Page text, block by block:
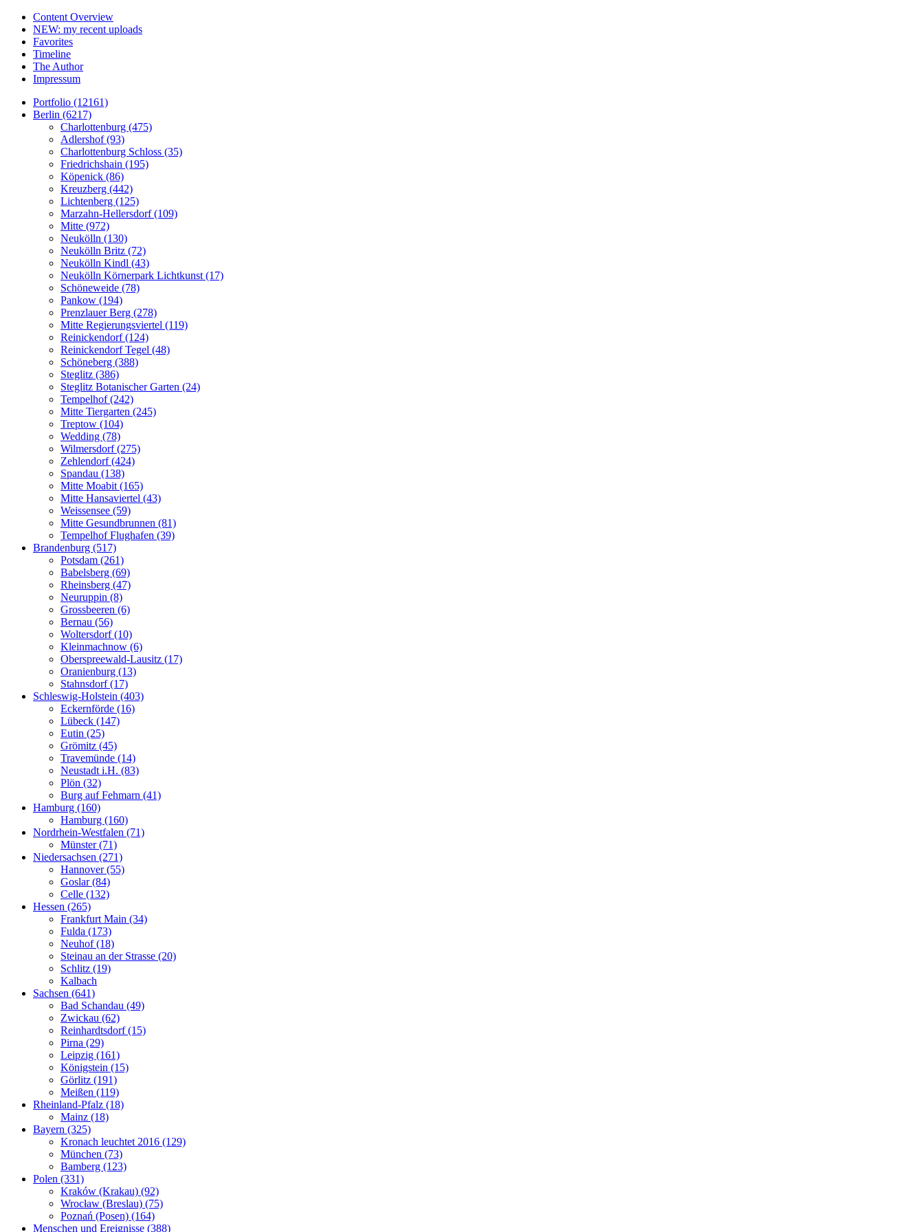
Content Overview
NEW: my recent uploads
Favorites
Timeline
The Author
Impressum
Portfolio (12161)
Berlin (6217)
Charlottenburg (475)
Adlershof (93)
Charlottenburg Schloss (35)
Friedrichshain (195)
Köpenick (86)
Kreuzberg (442)
Lichtenberg (125)
Marzahn-Hellersdorf (109)
Mitte (972)
Neukölln (130)
Neukölln Britz (72)
Neukölln Kindl (43)
Neukölln Körnerpark Lichtkunst (17)
Schöneweide (78)
Pankow (194)
Prenzlauer Berg (278)
Mitte Regierungsviertel (119)
Reinickendorf (124)
Reinickendorf Tegel (48)
Schöneberg (388)
Steglitz (386)
Steglitz Botanischer Garten (24)
Tempelhof (242)
Mitte Tiergarten (245)
Treptow (104)
Wedding (78)
Wilmersdorf (275)
Zehlendorf (424)
Spandau (138)
Mitte Moabit (165)
Mitte Hansaviertel (43)
Weissensee (59)
Mitte Gesundbrunnen (81)
Tempelhof Flughafen (39)
Brandenburg (517)
Potsdam (261)
Babelsberg (69)
Rheinsberg (47)
Neuruppin (8)
Grossbeeren (6)
Bernau (56)
Woltersdorf (10)
Kleinmachnow (6)
Oberspreewald-Lausitz (17)
Oranienburg (13)
Stahnsdorf (17)
Schleswig-Holstein (403)
Eckernförde (16)
Lübeck (147)
Eutin (25)
Grömitz (45)
Travemünde (14)
Neustadt i.H. (83)
Plön (32)
Burg auf Fehmarn (41)
Hamburg (160)
Hamburg (160)
Nordrhein-Westfalen (71)
Münster (71)
Niedersachsen (271)
Hannover (55)
Goslar (84)
Celle (132)
Hessen (265)
Frankfurt Main (34)
Fulda (173)
Neuhof (18)
Steinau an der Strasse (20)
Schlitz (19)
Kalbach
Sachsen (641)
Bad Schandau (49)
Zwickau (62)
Reinhardtsdorf (15)
Pirna (29)
Leipzig (161)
Königstein (15)
Görlitz (191)
Meißen (119)
Rheinland-Pfalz (18)
Mainz (18)
Bayern (325)
Kronach leuchtet 2016 (129)
München (73)
Bamberg (123)
Polen (331)
Kraków (Krakau) (92)
Wrocław (Breslau) (75)
Poznań (Posen) (164)
Menschen und Ereignisse (388)